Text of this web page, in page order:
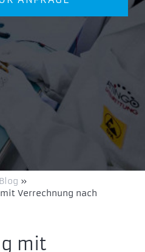
Blog »
Verrechnung nach
mit